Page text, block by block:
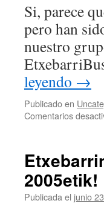
Si, parece
pero han
nuestro
leyendo →
Publicado en
Comentarios
2005etik!
Publicada el junio